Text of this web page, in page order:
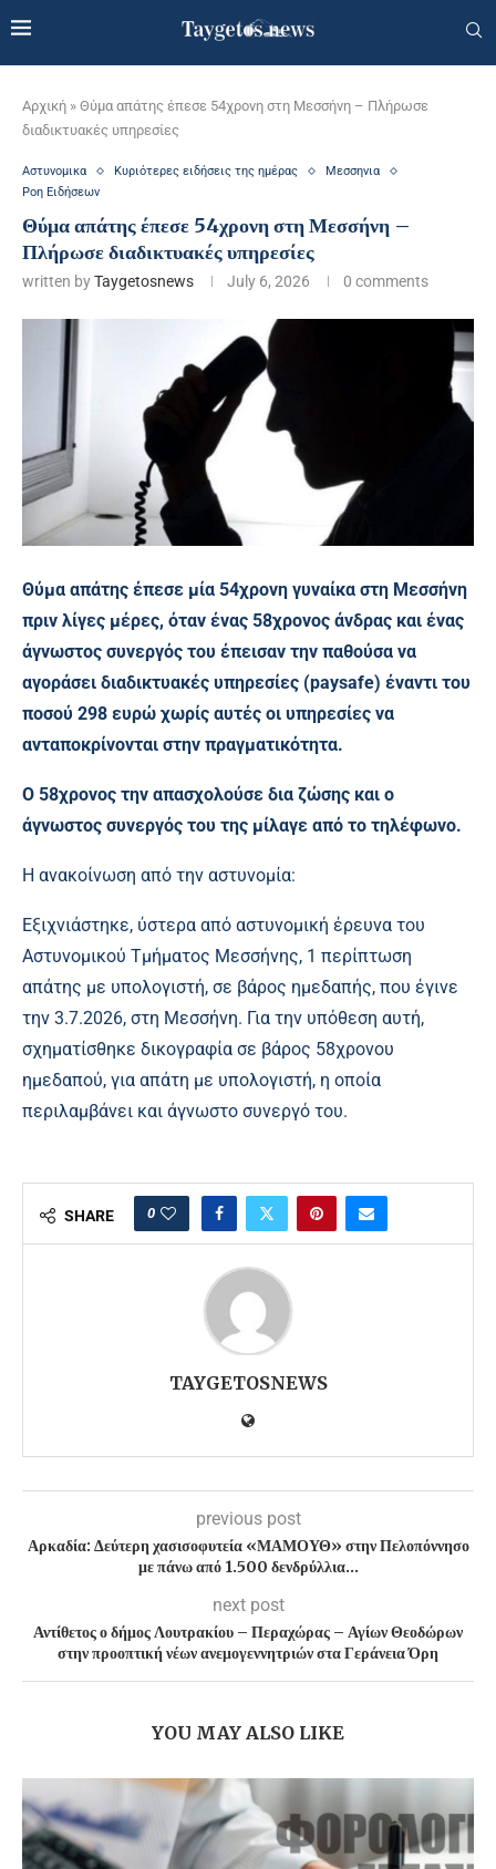
Αρχική » Θύμα απάτης έπεσε 54χρονη στη Μεσσήνη – Πλήρωσε
διαδικτυακές υπηρεσίες
Αστυνομικα Κυριότερες ειδήσεις της ημέρας
Μεσσηνια
Ροη Ειδήσεων
Θύμα απάτης έπεσε 54χρονη στη Μεσσήνη –
Πλήρωσε διαδικτυακές υπηρεσίες
written byTaygetosnews July 6, 2026 0 comments
Θύμα απάτης έπεσε μία 54χρονη γυναίκα στη Μεσσήνη
πριν λίγες μέρες, όταν ένας 58χρονος άνδρας και ένας
άγνωστος συνεργός του έπεισαν την παθούσα να
αγοράσει διαδικτυακές υπηρεσίες (paysafe) έναντι του
ποσού 298 ευρώ χωρίς αυτές οι υπηρεσίες να
ανταποκρίνονται στην πραγματικότητα.
Ο 58χρονος την απασχολούσε δια ζώσης και ο
άγνωστος συνεργός του της μίλαγε από το τηλέφωνο.
Η ανακοίνωση από την αστυνομία:
Εξιχνιάστηκε, ύστερα από αστυνομική έρευνα του
Αστυνομικού Τμήματος Μεσσήνης, 1 περίπτωση
απάτης με υπολογιστή, σε βάρος ημεδαπής, που έγινε
την 3.7.2026, στη Μεσσήνη. Για την υπόθεση αυτή,
σχηματίσθηκε δικογραφία σε βάρος 58χρονου
ημεδαπού, για απάτη με υπολογιστή, η οποία
περιλαμβάνει και άγνωστο συνεργό του.
SHARE 0
TAYGETOSNEWS
previous post
Αρκαδία: Δεύτερη χασισοφυτεία «ΜΑΜΟΥΘ» στην Πελοπόννησο
με πάνω από 1.500 δενδρύλλια…
next post
Αντίθετος ο δήμος Λουτρακίου – Περαχώρας – Αγίων Θεοδώρων
στην προοπτική νέων ανεμογεννητριών στα Γεράνεια Όρη
YOU MAY ALSO LIKE